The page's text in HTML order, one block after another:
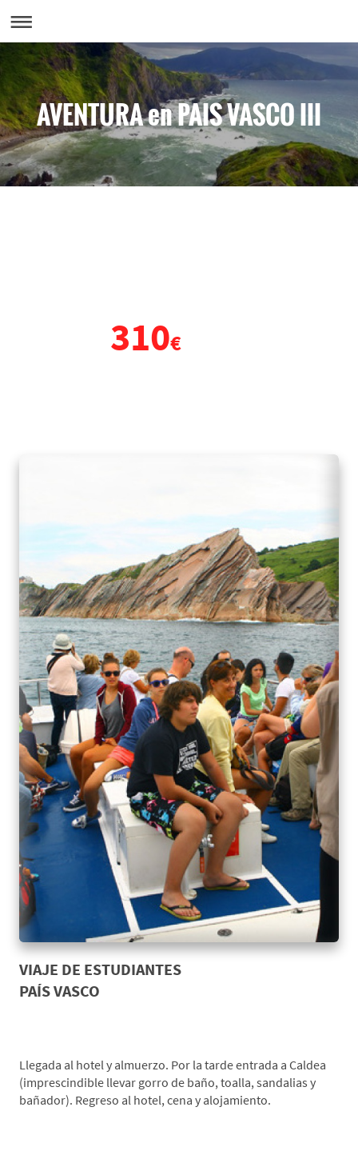
AVENTURA en PAIS VASCO III
310€
VIAJE DE ESTUDIANTES
PAÍS VASCO
Llegada al hotel y almuerzo. Por la tarde entrada a Caldea
(imprescindible llevar gorro de baño, toalla, sandalias y
bañador). Regreso al hotel, cena y alojamiento.